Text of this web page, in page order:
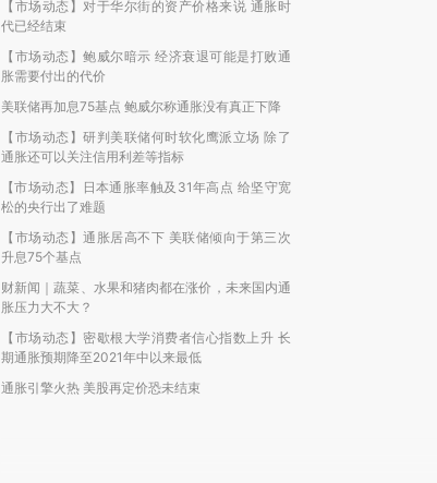
【市场动态】对于华尔街的资产价格来说 通胀时
代已经结束
【市场动态】鲍威尔暗示 经济衰退可能是打败通
胀需要付出的代价
美联储再加息75基点 鲍威尔称通胀没有真正下降
【市场动态】研判美联储何时软化鹰派立场 除了
通胀还可以关注信用利差等指标
【市场动态】日本通胀率触及31年高点 给坚守宽
松的央行出了难题
【市场动态】通胀居高不下 美联储倾向于第三次
升息75个基点
财新闻｜蔬菜、水果和猪肉都在涨价，未来国内通
胀压力大不大？
【市场动态】密歇根大学消费者信心指数上升 长
期通胀预期降至2021年中以来最低
通胀引擎火热 美股再定价恐未结束